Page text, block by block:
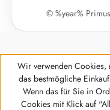
© %year%
Wir verwenden Cookies,
das bestmögliche
Wenn das für Sie in
Cookies mit Klick auf